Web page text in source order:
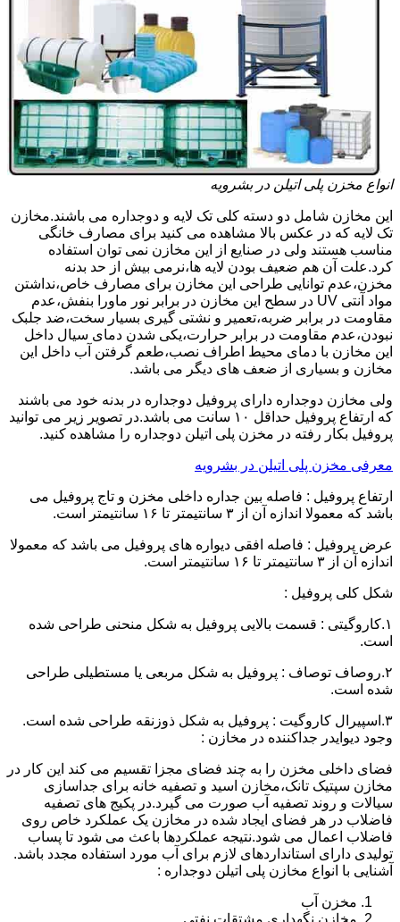
انواع مخزن پلی اتیلن در بشرویه
این مخازن شامل دو دسته کلی تک لایه و دوجداره می باشند.مخازن
تک لایه که در عکس بالا مشاهده می کنید برای مصارف خانگی
مناسب هستند ولی در صنایع از این مخازن نمی توان استفاده
کرد.علت آن هم ضعیف بودن لایه ها،نرمی بیش از حد بدنه
مخزن،عدم توانایی طراحی این مخازن برای مصارف خاص،نداشتن
مواد آنتی UV در سطح این مخازن در برابر نور ماورا بنفش،عدم
مقاومت در برابر ضربه،تعمیر و نشتی گیری بسیار سخت،ضد جلبک
نبودن،عدم مقاومت در برابر حرارت،یکی شدن دمای سیال داخل
این مخازن با دمای محیط اطراف نصب،طعم گرفتن آب داخل این
مخازن و بسیاری از ضعف های دیگر می باشد.
ولی مخازن دوجداره دارای پروفیل دوجداره در بدنه خود می باشند
که ارتفاع پروفیل حداقل ۱۰ سانت می باشد.در تصویر زیر می توانید
پروفیل بکار رفته در مخزن پلی اتیلن دوجداره را مشاهده کنید.
معرفی مخزن پلی اتیلن در بشرویه
ارتفاع پروفیل : فاصله بین جداره داخلی مخزن و تاج پروفیل می
باشد که معمولا اندازه آن از ۳ سانتیمتر تا ۱۶ سانتیمتر است.
عرض پروفیل : فاصله افقی دیواره های پروفیل می باشد که معمولا
اندازه آن از ۳ سانتیمتر تا ۱۶ سانتیمتر است.
شکل کلی پروفیل :
۱.کاروگیتی : قسمت بالایی پروفیل به شکل منحنی طراحی شده
است.
۲.روصاف توصاف : پروفیل به شکل مربعی یا مستطیلی طراحی
شده است.
۳.اسپیرال کاروگیت : پروفیل به شکل ذوزنقه طراحی شده است.
وجود دیوایدر جداکننده در مخازن :
فضای داخلی مخزن را به چند فضای مجزا تقسیم می کند این کار در
مخازن سپتیک تانک،مخازن اسید و تصفیه خانه برای جداسازی
سیالات و روند تصفیه آب صورت می گیرد.در پکیج های تصفیه
فاضلاب در هر فضای ایجاد شده در مخازن یک عملکرد خاص روی
فاضلاب اعمال می شود.نتیجه عملکردها باعث می شود تا پساب
تولیدی دارای استانداردهای لازم برای آب مورد استفاده مجدد باشد.
آشنایی با انواع مخازن پلی اتیلن دوجداره :
مخزن آب
مخازن نگهداری مشتقات نفتی